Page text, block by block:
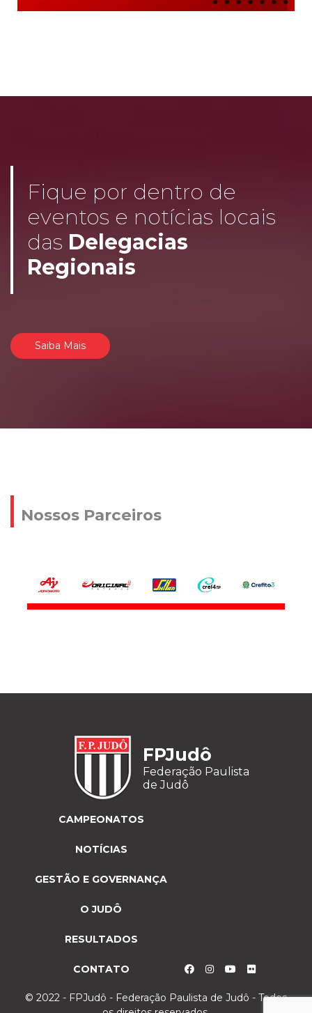
Fique por dentro de
eventos e notícias locais
das Delegacias
Regionais
Saiba Mais
Nossos Parceiros
FPJudô
Federação Paulista
de Judô
CAMPEONATOS
NOTÍCIAS
GESTÃO E GOVERNANÇA
O JUDÔ
RESULTADOS
CONTATO
© 2022 - FPJudô - Federação Paulista de Judô - Todos